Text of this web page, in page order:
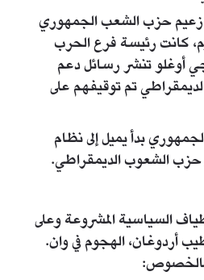
زعيم حزب الشعب الجمهوري
كانت رئيسة فرع الحرب
أوغلو تنشر رسائل دعم
تم توقيفهم على
بدأ يميل إلى نظام
حزب الشعوب الديمقراطي.
السياسية المشروعة وعلى
أردوغان، الهجوم في وان.
بالخصوص: